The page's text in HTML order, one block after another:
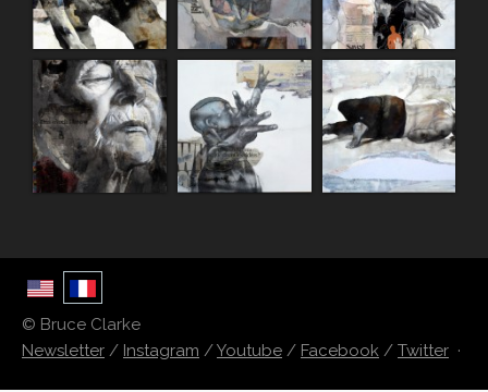
© Bruce Clarke
Newsletter / Instagram /Youtube / Facebook / Twitter ·